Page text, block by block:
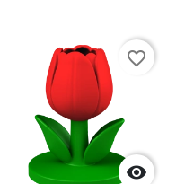

favorite_border